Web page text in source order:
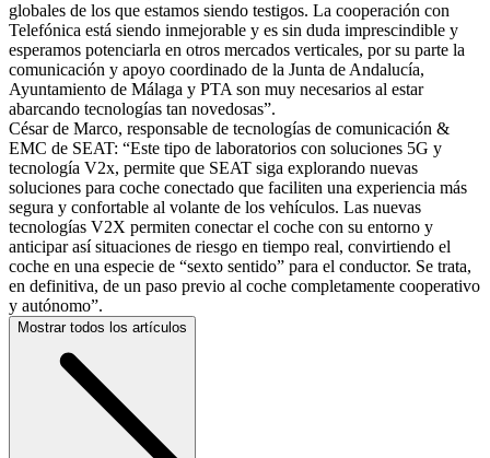
globales de los que estamos siendo testigos. La cooperación con
Telefónica está siendo inmejorable y es sin duda imprescindible y
esperamos potenciarla en otros mercados verticales, por su parte la
comunicación y apoyo coordinado de la Junta de Andalucía,
Ayuntamiento de Málaga y PTA son muy necesarios al estar
abarcando tecnologías tan novedosas”.
César de Marco, responsable de tecnologías de comunicación &
EMC de SEAT: “Este tipo de laboratorios con soluciones 5G y
tecnología V2x, permite que SEAT siga explorando nuevas
soluciones para coche conectado que faciliten una experiencia más
segura y confortable al volante de los vehículos. Las nuevas
tecnologías V2X permiten conectar el coche con su entorno y
anticipar así situaciones de riesgo en tiempo real, convirtiendo el
coche en una especie de “sexto sentido” para el conductor. Se trata,
en definitiva, de un paso previo al coche completamente cooperativo
y autónomo”.
Mostrar todos los artículos